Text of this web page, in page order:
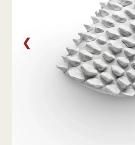
❮